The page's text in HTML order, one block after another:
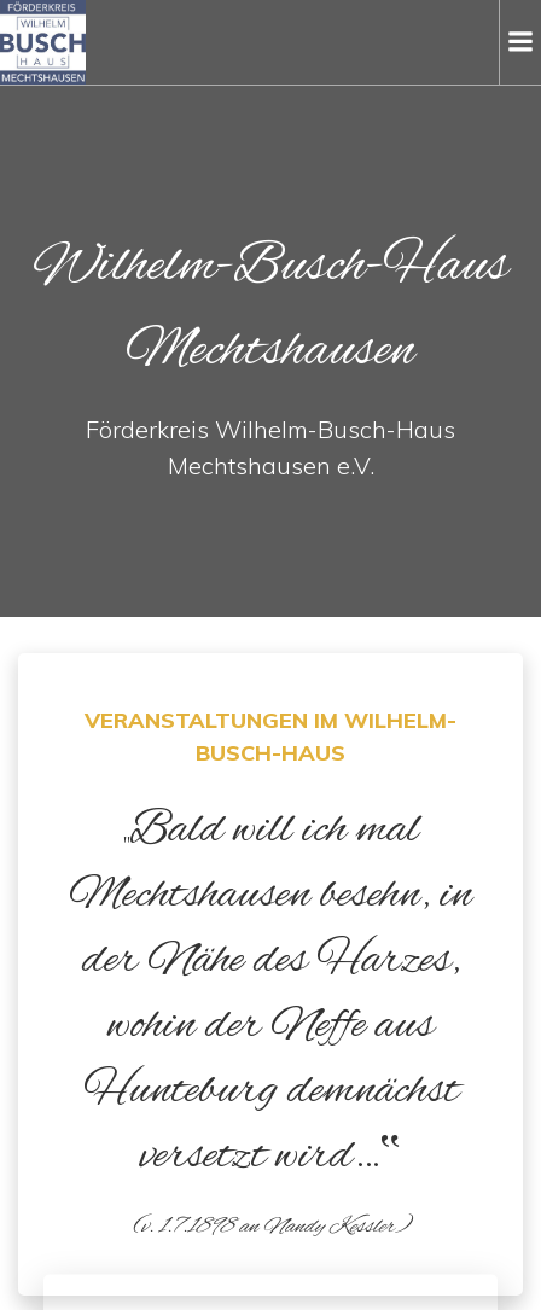
Wilhelm-Busch-Haus
Mechtshausen
Förderkreis Wilhelm-Busch-Haus
Mechtshausen e.V.
VERANSTALTUNGEN IM WILHELM-
BUSCH-HAUS
„Bald will ich mal
Mechtshausen besehn, in
der Nähe des Harzes,
wohin der Neffe aus
Hunteburg demnächst
versetzt wird…‟
(v. 1.7.1898 an Nandy Kessler)